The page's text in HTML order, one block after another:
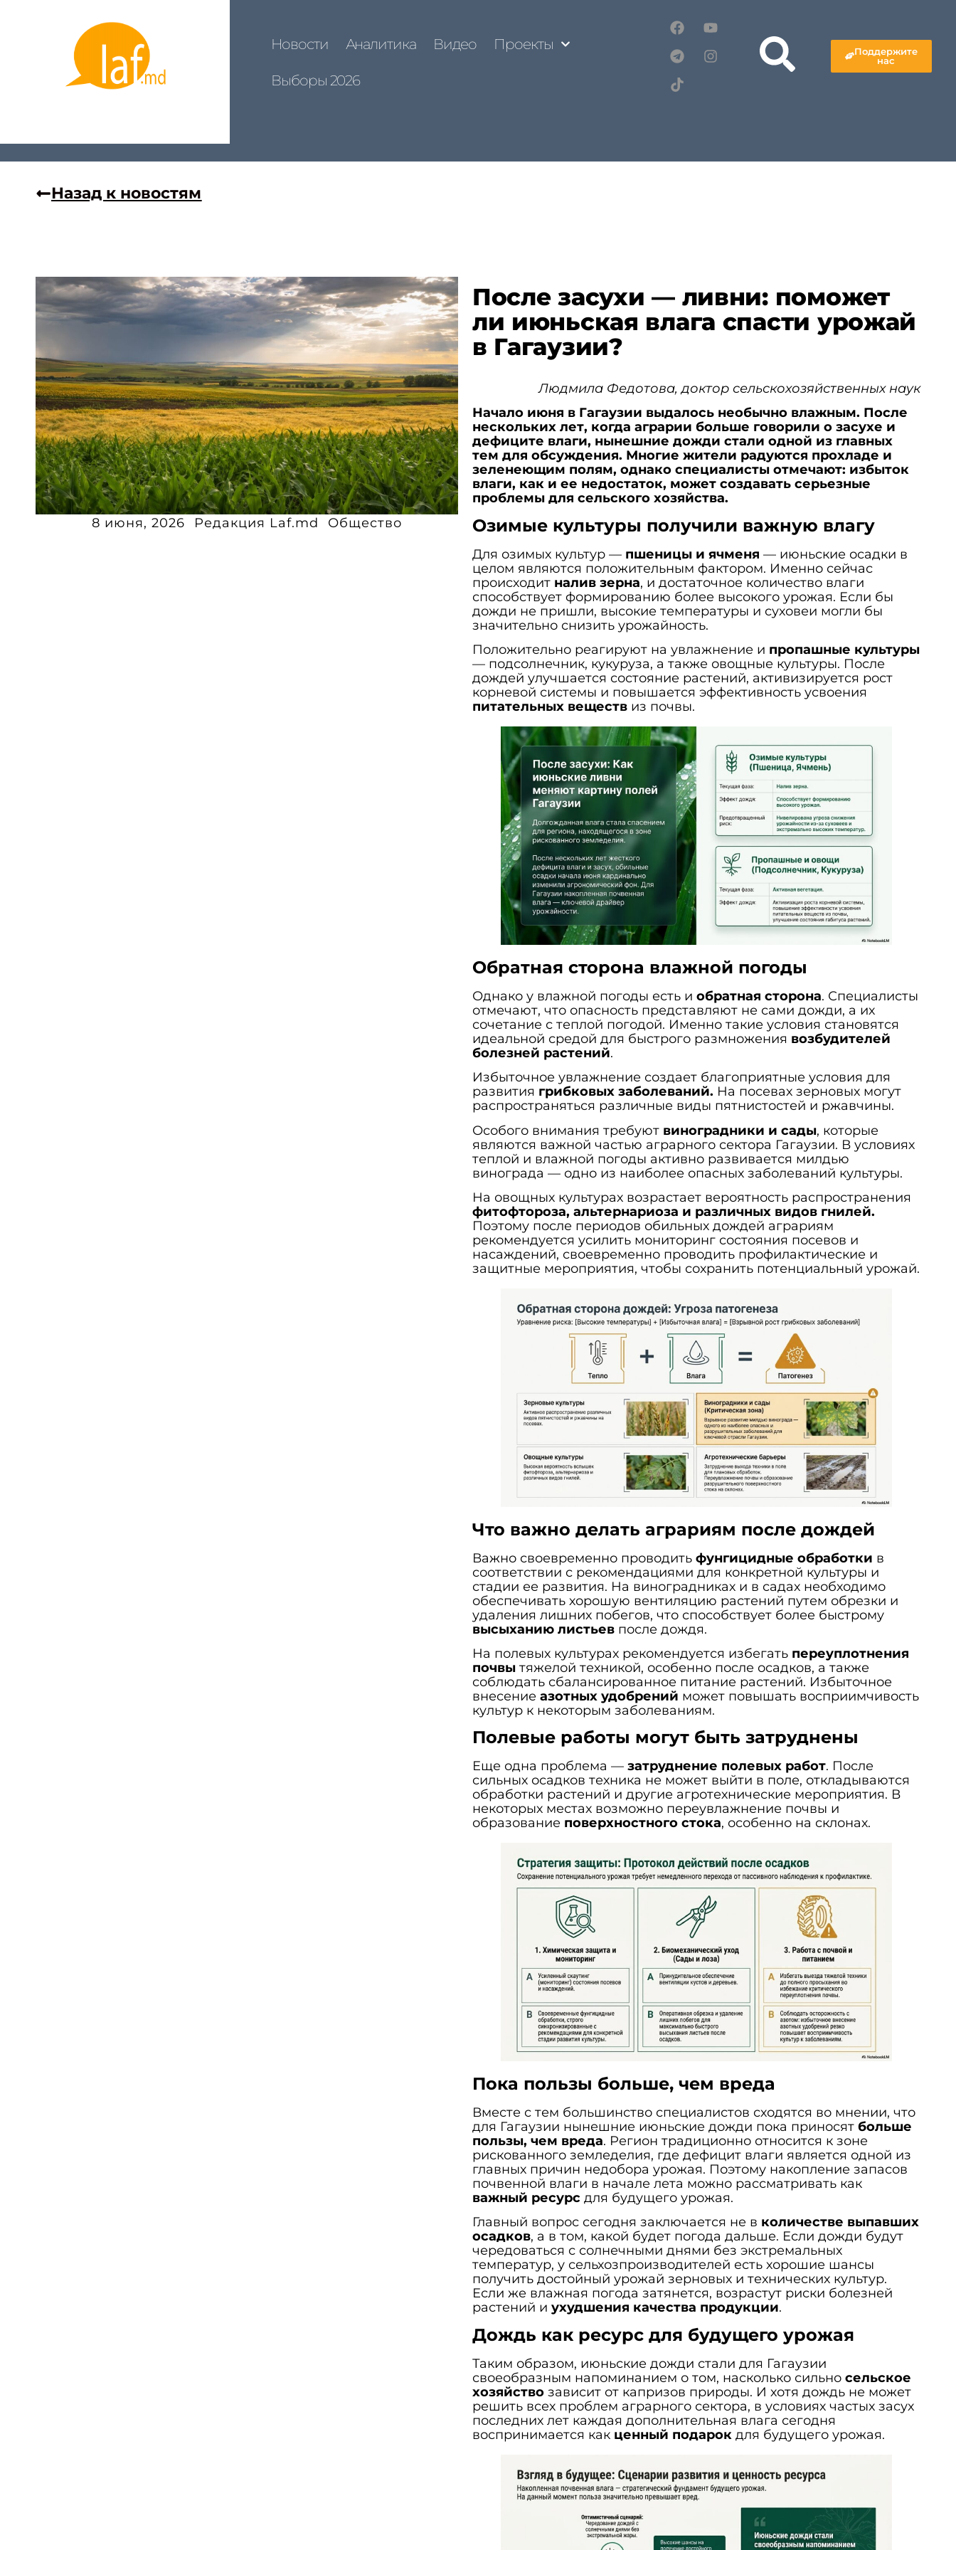
Новости Аналитика Видео Проекты
Выборы 2026
Поддержите
нас
Назад к новостям
8 июня, 2026 Редакция Laf.md Общество
После засухи — ливни: поможет
ли июньская влага спасти урожай
в Гагаузии?
Людмила Федотова, доктор сельскохозяйственных наук
Начало июня в Гагаузии выдалось необычно влажным. После
нескольких лет, когда аграрии больше говорили о засухе и
дефиците влаги, нынешние дожди стали одной из главных
тем для обсуждения. Многие жители радуются прохладе и
зеленеющим полям, однако специалисты отмечают: избыток
влаги, как и ее недостаток, может создавать серьезные
проблемы для сельского хозяйства.
Озимые культуры получили важную влагу
Для озимых культур — пшеницы и ячменя — июньские осадки в
целом являются положительным фактором. Именно сейчас
происходит налив зерна, и достаточное количество влаги
способствует формированию более высокого урожая. Если бы
дожди не пришли, высокие температуры и суховеи могли бы
значительно снизить урожайность.
Положительно реагируют на увлажнение и пропашные культуры
— подсолнечник, кукуруза, а также овощные культуры. После
дождей улучшается состояние растений, активизируется рост
корневой системы и повышается эффективность усвоения
питательных веществиз почвы.
Обратная сторона влажной погоды
Однако у влажной погоды есть и обратная сторона. Специалисты
отмечают, что опасность представляют не сами дожди, а их
сочетание с теплой погодой. Именно такие условия становятся
идеальной средой для быстрого размножения возбудителей
болезней растений.
Избыточное увлажнение создает благоприятные условия для
развития грибковых заболеваний. На посевах зерновых могут
распространяться различные виды пятнистостей и ржавчины.
Особого внимания требуют виноградники и сады, которые
являются важной частью аграрного сектора Гагаузии. В условиях
теплой и влажной погоды активно развивается милдью
винограда — одно из наиболее опасных заболеваний культуры.
На овощных культурах возрастает вероятность распространения
фитофтороза, альтернариоза и различных видов гнилей.
Поэтому после периодов обильных дождей аграриям
рекомендуется усилить мониторинг состояния посевов и
насаждений, своевременно проводить профилактические и
защитные мероприятия, чтобы сохранить потенциальный урожай.
Что важно делать аграриям после дождей
Важно своевременно проводить фунгицидные обработки в
соответствии с рекомендациями для конкретной культуры и
стадии ее развития. На виноградниках и в садах необходимо
обеспечивать хорошую вентиляцию растений путем обрезки и
удаления лишних побегов, что способствует более быстрому
высыханию листьевпосле дождя.
На полевых культурах рекомендуется избегать переуплотнения
почвытяжелой техникой, особенно после осадков, а также
соблюдать сбалансированное питание растений. Избыточное
внесение азотных удобрений может повышать восприимчивость
культур к некоторым заболеваниям.
Полевые работы могут быть затруднены
Еще одна проблема — затруднение полевых работ. После
сильных осадков техника не может выйти в поле, откладываются
обработки растений и другие агротехнические мероприятия. В
некоторых местах возможно переувлажнение почвы и
образование поверхностного стока, особенно на склонах.
Пока пользы больше, чем вреда
Вместе с тем большинство специалистов сходятся во мнении, что
для Гагаузии нынешние июньские дожди пока приносят больше
пользы, чем вреда. Регион традиционно относится к зоне
рискованного земледелия, где дефицит влаги является одной из
главных причин недобора урожая. Поэтому накопление запасов
почвенной влаги в начале лета можно рассматривать как
важный ресурс для будущего урожая.
Главный вопрос сегодня заключается не в количестве выпавших
осадков, а в том, какой будет погода дальше. Если дожди будут
чередоваться с солнечными днями без экстремальных
температур, у сельхозпроизводителей есть хорошие шансы
получить достойный урожай зерновых и технических культур.
Если же влажная погода затянется, возрастут риски болезней
растений и ухудшения качества продукции.
Дождь как ресурс для будущего урожая
Таким образом, июньские дожди стали для Гагаузии
своеобразным напоминанием о том, насколько сильно сельское
хозяйствозависит от капризов природы. И хотя дождь не может
решить всех проблем аграрного сектора, в условиях частых засух
последних лет каждая дополнительная влага сегодня
воспринимается как ценный подарокдля будущего урожая.